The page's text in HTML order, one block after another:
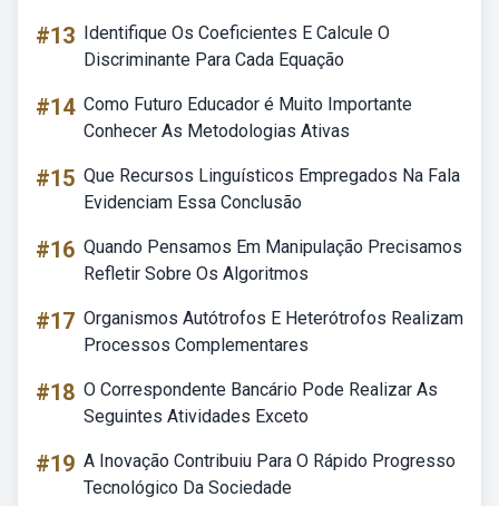
#13 Identifique Os Coeficientes E Calcule O
Discriminante Para Cada Equação
#14 Como Futuro Educador é Muito Importante
Conhecer As Metodologias Ativas
#15 Que Recursos Linguísticos Empregados Na Fala
Evidenciam Essa Conclusão
#16 Quando Pensamos Em Manipulação Precisamos
Refletir Sobre Os Algoritmos
#17 Organismos Autótrofos E Heterótrofos Realizam
Processos Complementares
#18 O Correspondente Bancário Pode Realizar As
Seguintes Atividades Exceto
#19 A Inovação Contribuiu Para O Rápido Progresso
Tecnológico Da Sociedade